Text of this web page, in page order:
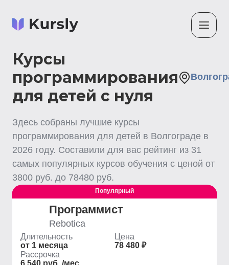
Курсы
программирования
для детей с нуля
Здесь собраны лучшие курсы
программирования для детей в Волгограде в
2026 году. Составили для вас рейтинг из 31
самых популярных курсов обучения с ценой от
3800 руб. до 78480 руб.
Популярный
Программист
Rebotica
Длительность
от 1 месяца
Цена
78 480 ₽
Рассрочка
6 540 руб. /мес